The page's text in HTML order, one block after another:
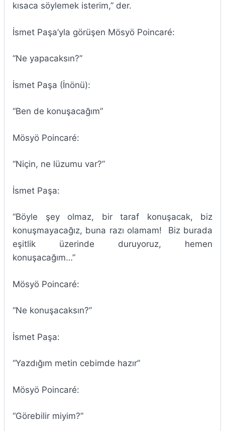
kısaca söylemek isterim,” der.
İsmet Paşa’yla görüşen Mösyö Poincaré:
“Ne yapacaksın?”
İsmet Paşa (İnönü):
“Ben de konuşacağım”
Mösyö Poincaré:
“Niçin, ne lüzumu var?”
İsmet Paşa:
“Böyle şey olmaz, bir taraf konuşacak, biz
konuşmayacağız, buna razı olamam! Biz burada
eşitlik üzerinde duruyoruz, hemen
konuşacağım…”
Mösyö Poincaré:
“Ne konuşacaksın?”
İsmet Paşa:
“Yazdığım metin cebimde hazır”
Mösyö Poincaré:
“Görebilir miyim?”